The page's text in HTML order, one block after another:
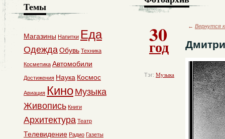
30
год
Тэг: Музыка
← Вернутся
Темы
Магазины Напитки Еда
ОдеждаОбувь Техника
Косметика Автомобили
Достижения Наука Космос
Авиация Кино Музыка
Живопись Книги
Архитектура Театр
Телевидение Радио Газеты